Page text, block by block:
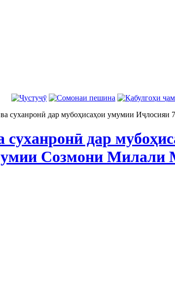
суханронӣ дар мубоҳисаҳои умумии
дар
Созмони Милали